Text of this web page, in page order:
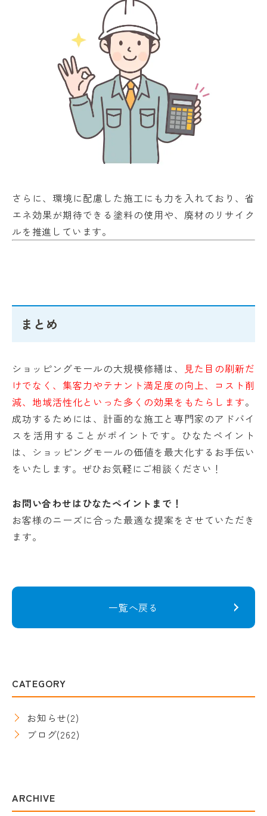
さらに、環境に配慮した施工にも力を入れており、省
エネ効果が期待できる塗料の使用や、廃材のリサイク
ルを推進しています。
まとめ
ショッピングモールの大規模修繕は、
見た目の刷新だ
けでなく、集客力やテナント満足度の向上、コスト削
減、地域活性化といった多くの効果をもたらします。
成功するためには、計画的な施工と専門家のアドバイ
スを活用することがポイントです。ひなたペイント
は、ショッピングモールの価値を最大化するお手伝い
をいたします。ぜひお気軽にご相談ください！
お問い合わせはひなたペイントまで ！
お客様のニーズに合った最適な提案をさせていただき
ます。
一覧へ戻る
CATEGORY
お知らせ(2)
ブログ(262)
ARCHIVE